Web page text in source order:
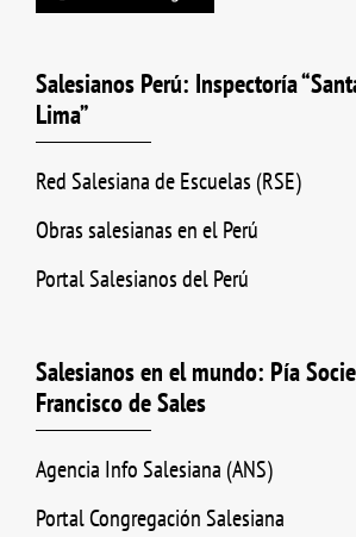
Salesianos Perú: Inspectoría
Lima”
Red Salesiana de Escuelas (RSE)
Obras salesianas en el Perú
Portal Salesianos del Perú
Salesianos en el mundo: Pía
Francisco de Sales
Agencia Info Salesiana (ANS)
Portal Congregación Salesiana